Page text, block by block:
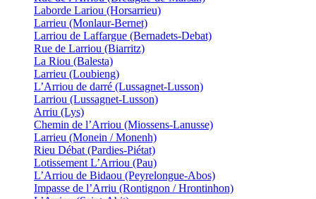
Laborde Lariou (Horsarrieu)
Larrieu (Monlaur-Bernet)
Larriou de Laffargue (Bernadets-Debat)
Rue de Larriou (Biarritz)
La Riou (Balesta)
Larrieu (Loubieng)
L’Arriou de darré (Lussagnet-Lusson)
Larriou (Lussagnet-Lusson)
Arriu (Lys)
Chemin de l’Arriou (Miossens-Lanusse)
Larrieu (Monein / Monenh)
Rieu Débat (Pardies-Piétat)
Lotissement L’Arriou (Pau)
L’Arriou de Bidaou (Peyrelongue-Abos)
Impasse de l’Arriu (Rontignon / Hrontinhon)